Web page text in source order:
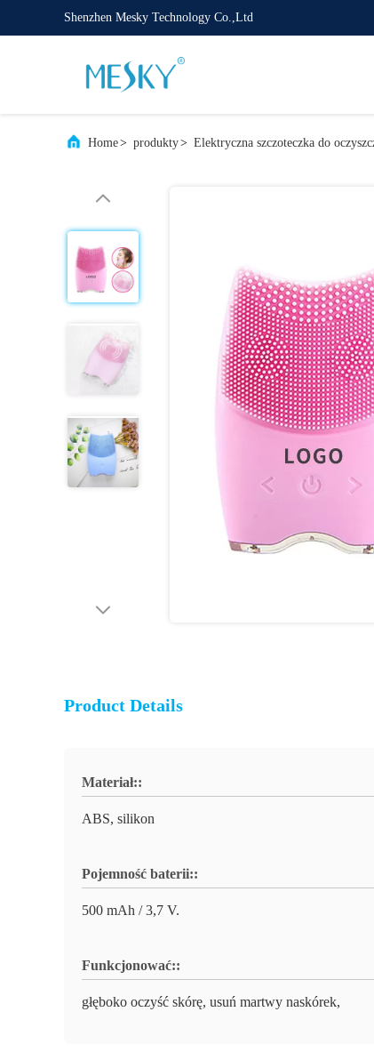
Shenzhen Mesky Technology Co.,Ltd
Home> produkty> Elektryczna szczoteczka do
Product Details
Materiał::
ABS, silikon
Pojemność baterii::
500 mAh / 3,7 V.
Funkcjonować::
głęboko oczyść skórę, usuń martwy naskórek,